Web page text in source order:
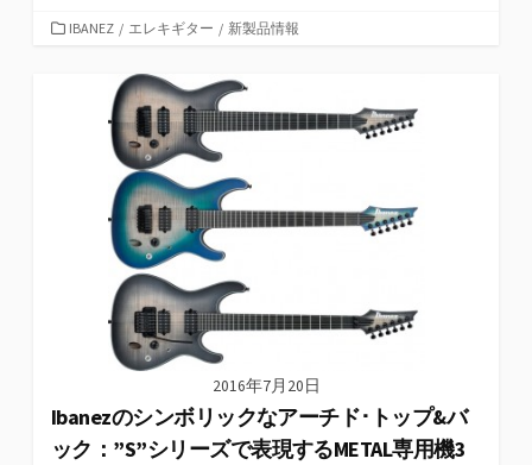
カIBANEZ / エレキギター / 新製品情報
2016年7月20日
Ibanezのシンボリックなアーチド･トップ&バ
ック：”S”シリーズで表現するMETAL専用機3